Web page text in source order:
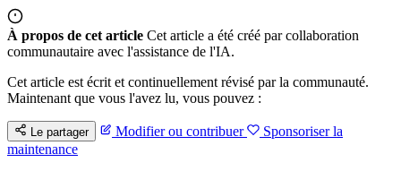
À propos de cet article Cet article a été créé par collaboration
communautaire avec l'assistance de l'IA.
Cet article est écrit et continuellement révisé par la communauté.
Maintenant que vous l'avez lu, vous pouvez :
Le partager Modifier ou contribuer
Sponsoriser la
maintenance